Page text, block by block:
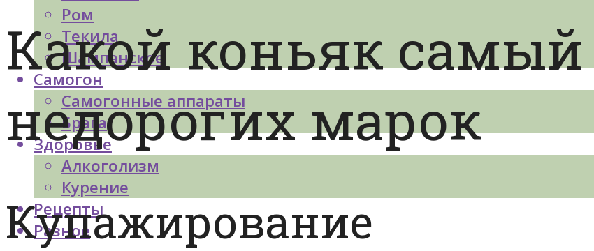
Ром
Текила
Шампанское
Самогон
Самогонные аппараты
Брага
Здоровье
Алкоголизм
Курение
Рецепты
Разное
Какой коньяк
недорогих марок
Купажирование